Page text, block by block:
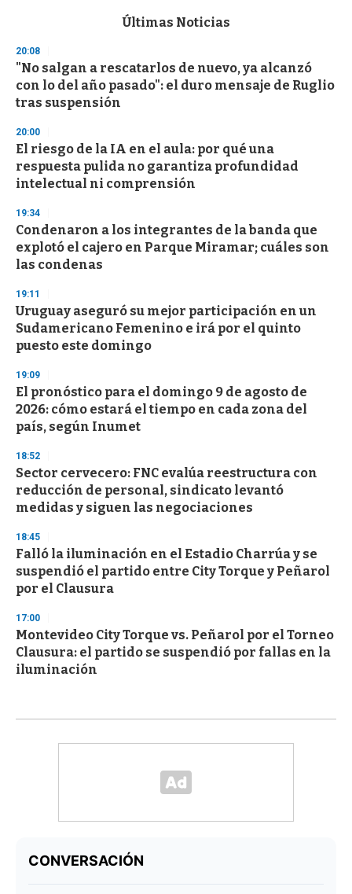
d
s
o
f
3
s
e
c
o
n
Últimas Noticias
20:08
"No salgan a rescatarlos de nuevo, ya alcanzó
con lo del año pasado": el duro mensaje de Ruglio
tras suspensión
20:00
El riesgo de la IA en el aula: por qué una
respuesta pulida no garantiza profundidad
intelectual ni comprensión
19:34
Condenaron a los integrantes de la banda que
explotó el cajero en Parque Miramar; cuáles son
las condenas
19:11
Uruguay aseguró su mejor participación en un
Sudamericano Femenino e irá por el quinto
puesto este domingo
19:09
El pronóstico para el domingo 9 de agosto de
2026: cómo estará el tiempo en cada zona del
país, según Inumet
18:52
Sector cervecero: FNC evalúa reestructura con
reducción de personal, sindicato levantó
medidas y siguen las negociaciones
18:45
Falló la iluminación en el Estadio Charrúa y se
suspendió el partido entre City Torque y Peñarol
por el Clausura
17:00
Montevideo City Torque vs. Peñarol por el Torneo
Clausura: el partido se suspendió por fallas en la
iluminación